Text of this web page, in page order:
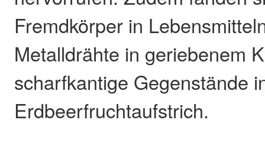
Fremdkörper in
Metalldrähte in geriebenem
scharfkantige Gegenstände
Erdbeerfruchtaufstrich.